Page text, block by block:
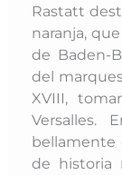
Rastatt
naranja,
de Baden-
del
XVIII,
Versalles.
bellamente
de historia